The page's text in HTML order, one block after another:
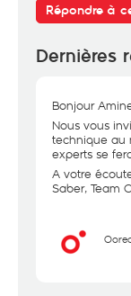
Répondre à
Dernières
Bonjour
Nous vous
technique au
experts se
A votre
Saber, Team